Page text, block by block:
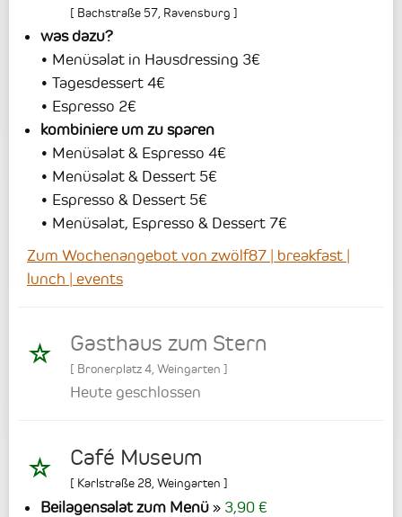
[ Bachstraße 57 Ravensburg ]
was dazu?
• Menüsalat in Hausdressing 3€
• Tagesdessert 4€
• Espresso 2€
kombiniere um zu sparen
• Menüsalat & Espresso 4€
• Menüsalat & Dessert 5€
• Espresso & Dessert 5€
• Menüsalat, Espresso & Dessert 7€
Zum Wochenangebot von zwölf87 | breakfast |
lunch | events
Gasthaus zum Stern
[ Bronerplatz 4, Weingarten ]
Heute geschlossen
Café Museum
[ Karlstraße 28 Weingarten ]
Beilagensalat zum Menü
3,90 €